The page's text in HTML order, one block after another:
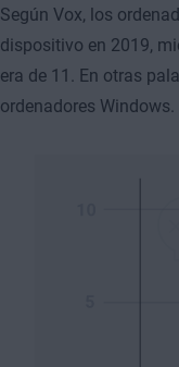
Según Vox, los
dispositivo en 2019,
era de 11. En otras
ordenadores Windows.